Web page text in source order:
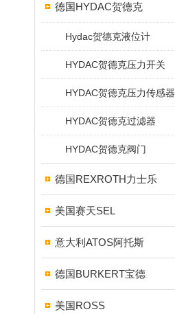
德国HYDAC贺德克
Hydac贺德克液位计
HYDAC贺德克压力开关
HYDAC贺德克压力传感器
HYDAC贺德克过滤器
HYDAC贺德克阀门
德国REXROTH力士乐
美国赛天SEL
意大利ATOS阿托斯
德国BURKERT宝德
美国ROSS